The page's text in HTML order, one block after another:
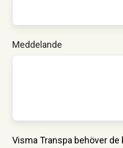
Meddelande
Visma Transpa behöver